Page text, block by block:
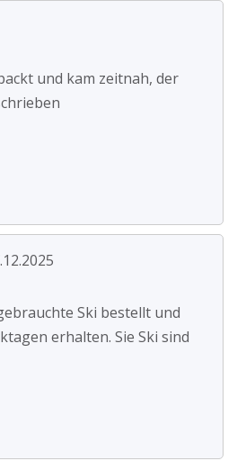
und kam zeitnah, der
Ski bestellt und
erhalten. Sie Ski sind